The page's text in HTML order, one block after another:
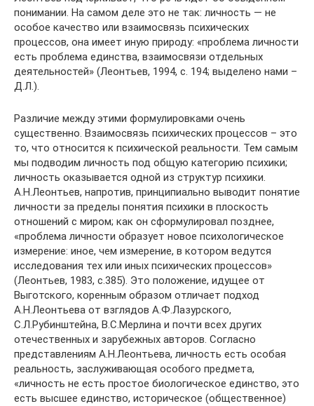
понимании. На самом деле это не так: личность — не
особое качество или взаимосвязь психических
процессов, она имеет иную природу: «проблема личности
есть проблема единства, взаимосвязи отдельных
деятельностей» (Леонтьев, 1994, с. 194; выделено нами –
Д.Л.).
Различие между этими формулировками очень
существенно. Взаимосвязь психических процессов – это
то, что относится к психической реальности. Тем самым
мы подводим личность под общую категорию психики;
личность оказывается одной из структур психики.
А.Н.Леонтьев, напротив, принципиально выводит понятие
личности за пределы понятия психики в плоскость
отношений с миром; как он сформулировал позднее,
«проблема личности образует новое психологическое
измерение: иное, чем измерение, в котором ведутся
исследования тех или иных психических процессов»
(Леонтьев, 1983, с.385). Это положение, идущее от
Выготского, коренным образом отличает подход
А.Н.Леонтьева от взглядов А.Ф.Лазурского,
С.Л.Рубинштейна, В.С.Мерлина и почти всех других
отечественных и зарубежных авторов. Согласно
представлениям А.Н.Леонтьева, личность есть особая
реальность, заслуживающая особого предмета,
«личность не есть простое биологическое единство, это
есть высшее единство, историческое (общественное)